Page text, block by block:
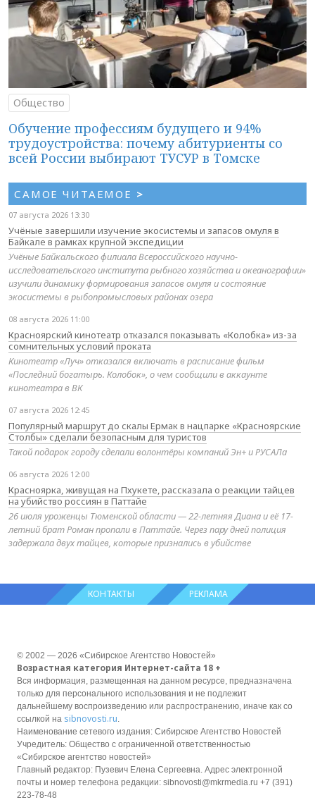
Общество
Обучение профессиям будущего и 94%
трудоустройства: почему абитуриенты со
всей России выбирают ТУСУР в Томске
САМОЕ ЧИТАЕМОЕ >
07 августа 2026 13:30
Учёные завершили изучение экосистемы и запасов омуля в
Байкале в рамках крупной экспедиции
Учёные Байкальского филиала Всероссийского научно-
исследовательского института рыбного хозяйства и океанографии»
изучили динамику формирования запасов омуля и состояние
экосистемы в рыбопромысловых районах озера
08 августа 2026 11:00
Красноярский кинотеатр отказался показывать «Колобка» из-за
сомнительных условий проката
Кинотеатр «Луч» отказался включать в расписание фильм
«Последний богатырь. Колобок», о чем сообщили в аккаунте
кинотеатра в ВК
07 августа 2026 12:45
Популярный маршрут до скалы Ермак в нацпарке «Красноярские
Столбы» сделали безопасным для туристов
Такой подарок городу сделали волонтёры компаний Эн+ и РУСАЛа
06 августа 2026 12:00
Красноярка, живущая на Пхукете, рассказала о реакции тайцев
на убийство россиян в Паттайе
26 июля уроженцы Тюменской области — 22-летняя Диана и её 17-
летний брат Роман пропали в Паттайе. Через пару дней полиция
задержала двух тайцев, которые признались в убийстве
КОНТАКТЫ РЕКЛАМА
© 2002 — 2026 «Сибирское Агентство Новостей»
Возрастная категория Интернет-сайта 18 +
Вся информация, размещенная на данном ресурсе, предназначена
только для персонального использования и не подлежит
дальнейшему воспроизведению или распространению, иначе как со
ссылкой на sibnovosti.ru.
Наименование сетевого издания: Сибирское Агентство Новостей
Учредитель: Общество с ограниченной ответственностью
«Сибирское агентство новостей»
Главный редактор: Пузевич Елена Сергеевна. Адрес электронной
почты и номер телефона редакции: sibnovosti@mkrmedia.ru +7 (391)
223-78-48